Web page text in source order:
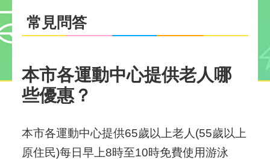
常見問答
本市各運動中心提供老人哪
些優惠？
本市各運動中心提供65歲以上老人(55歲以上
原住民)每日早上8時至10時免費使用游泳